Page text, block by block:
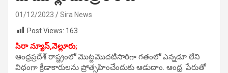
01/12/2023
Sira News
Post Views: 163
సిరా న్యూస్,నెల్లూరు;
ఆంధ్రప్రదేశ్ రాష్ట్రంలో మొట్టమొదటిసారిగా గతంలో ఎన్నడూ లేని
విధంగా క్రీడాకారులను ప్రోత్సహించేందుకు ఆడుదాం. ఆంధ్ర. పేరుతో